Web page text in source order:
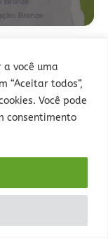
a você uma
“Aceitar todos”,
Você pode
consentimento
Porto Alegre - RS -